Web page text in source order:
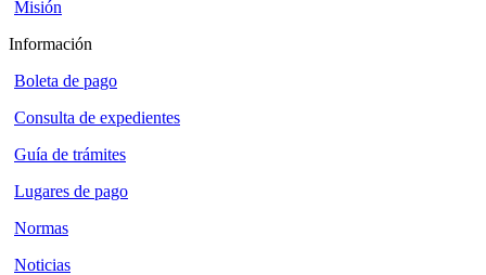
Misión
Información
Boleta de pago
Consulta de expedientes
Guía de trámites
Lugares de pago
Normas
Noticias